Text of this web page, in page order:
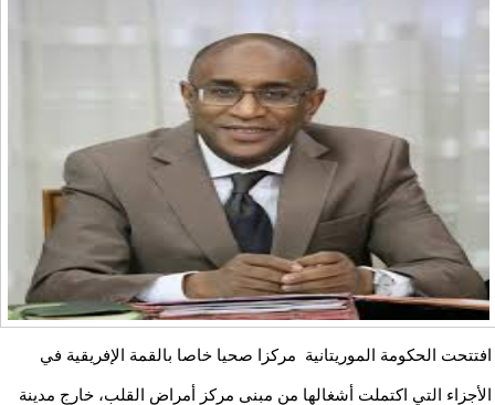
افتتحت الحكومة الموريتانية مركزا صحيا خاصا بالقمة الإفريقية في
الأجزاء التي اكتملت أشغالها من مبنى مركز أمراض القلب، خارج مدينة